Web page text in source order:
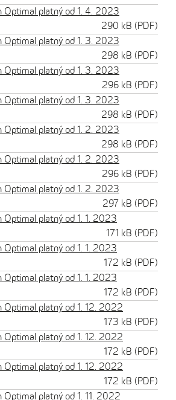
Optimal platný od 1. 4. 2023
290 kB (PDF)
Optimal platný od 1. 3. 2023
298 kB (PDF)
Optimal platný od 1. 3. 2023
296 kB (PDF)
Optimal platný od 1. 3. 2023
298 kB (PDF)
Optimal platný od 1. 2. 2023
298 kB (PDF)
Optimal platný od 1. 2. 2023
296 kB (PDF)
Optimal platný od 1. 2. 2023
297 kB (PDF)
Optimal platný od 1. 1. 2023
171 kB (PDF)
Optimal platný od 1. 1. 2023
172 kB (PDF)
Optimal platný od 1. 1. 2023
172 kB (PDF)
Optimal platný od 1. 12. 2022
173 kB (PDF)
Optimal platný od 1. 12. 2022
172 kB (PDF)
Optimal platný od 1. 12. 2022
172 kB (PDF)
Optimal platný od 1. 11. 2022